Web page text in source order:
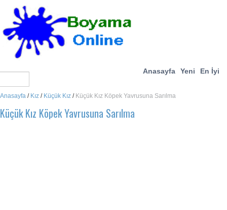
Anasayfa Yeni En İyi
Anasayfa / Kız / Küçük Kız / Küçük Kız Köpek Yavrusuna Sarılma
Küçük Kız Köpek Yavrusuna Sarılma